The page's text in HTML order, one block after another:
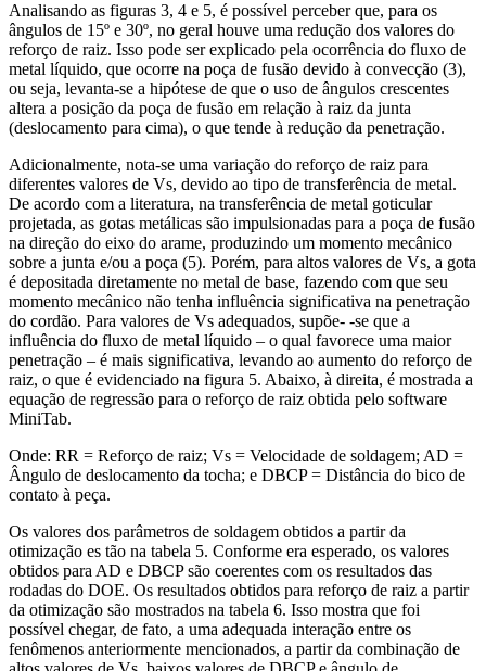
Analisando as figuras 3, 4 e 5, é possível perceber que, para os
ângulos de 15º e 30º, no geral houve uma redução dos valores do
reforço de raiz. Isso pode ser explicado pela ocorrência do fluxo de
metal líquido, que ocorre na poça de fusão devido à convecção (3),
ou seja, levanta-se a hipótese de que o uso de ângulos crescentes
altera a posição da poça de fusão em relação à raiz da junta
(deslocamento para cima), o que tende à redução da penetração.
Adicionalmente, nota-se uma variação do reforço de raiz para
diferentes valores de Vs, devido ao tipo de transferência de metal.
De acordo com a literatura, na transferência de metal goticular
projetada, as gotas metálicas são impulsionadas para a poça de fusão
na direção do eixo do arame, produzindo um momento mecânico
sobre a junta e/ou a poça (5). Porém, para altos valores de Vs, a gota
é depositada diretamente no metal de base, fazendo com que seu
momento mecânico não tenha influência significativa na penetração
do cordão. Para valores de Vs adequados, supõe- -se que a
influência do fluxo de metal líquido – o qual favorece uma maior
penetração – é mais significativa, levando ao aumento do reforço de
raiz, o que é evidenciado na figura 5. Abaixo, à direita, é mostrada a
equação de regressão para o reforço de raiz obtida pelo software
MiniTab.
Onde: RR = Reforço de raiz; Vs = Velocidade de soldagem; AD =
Ângulo de deslocamento da tocha; e DBCP = Distância do bico de
contato à peça.
Os valores dos parâmetros de soldagem obtidos a partir da
otimização es tão na tabela 5. Conforme era esperado, os valores
obtidos para AD e DBCP são coerentes com os resultados das
rodadas do DOE. Os resultados obtidos para reforço de raiz a partir
da otimização são mostrados na tabela 6. Isso mostra que foi
possível chegar, de fato, a uma adequada interação entre os
fenômenos anteriormente mencionados, a partir da combinação de